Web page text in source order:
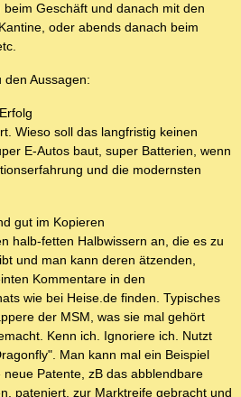
Geschäft und danach mit den
oder abends danach beim
den Aussagen:
Wieso soll das langfristig keinen
E-Autos baut, super Batterien, wenn
und die modernsten
gut im Kopieren
halb-fetten Halbwissern an, die es zu
und man kann deren ätzenden,
Kommentare in den
wie bei Heise.de finden. Typisches
der MSM, was sie mal gehört
Kenn ich. Ignoriere ich. Nutzt
Man kann mal ein Beispiel
Patente, zB das abblendbare
pateniert, zur Marktreife gebracht und